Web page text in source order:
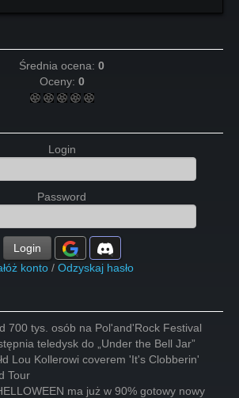
Średnia ocena: 0
Oceny: 0
Login
Password
Login
konto / Odzyskaj hasło
700 tys. osób na Pol'and'Rock Festival
teledysk do „Under the Bell Jar”
Lou Kollerowi coverem 'It's Clobberin'
Tour
ma już w 90% gotowy nowy